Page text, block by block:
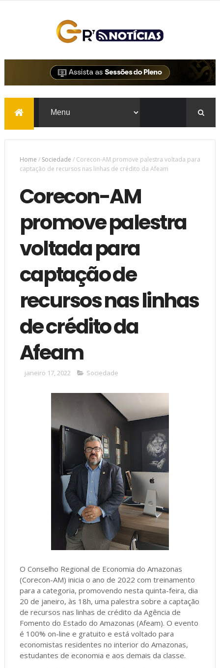
Home / Sociedade / Corecon-AM promove palestra voltada para
captação de recursos nas linhas de crédito da Afeam
Corecon-AM
promove palestra
voltada para
captação de
recursos nas linhas
de crédito da
Afeam
janeiro 17, 2022 Sociedade
O Conselho Regional de Economia do Amazonas
(Corecon-AM) inicia o ano de 2022 com treinamento
para a categoria, promovendo nesta quinta-feira, dia
20 de janeiro, às 18h, uma palestra sobre a captação
de recursos nas linhas de crédito da Agência de
Fomento do Estado do Amazonas (Afeam). O evento
é 100% on-line e gratuito e está voltado para
economistas residentes no interior do Amazonas,
estudantes de economia e aos demais da classe.